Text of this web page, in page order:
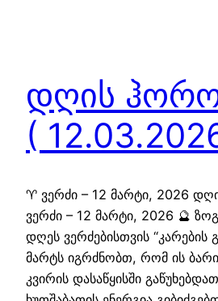
დღის
(
♈ ვერძი – 12 მარტი, 2026
ვერძი – 12 მარტი, 2026 🔮
დღეს ვერძებისთვის “კარების
მარტს იგრძნობთ, რომ ის
კვირის დასაწყისში